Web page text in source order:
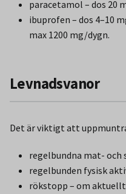
paracetamol – dos 20
ibuprofen – dos 4–10
max 1200 mg/dygn.
Levnadsvanor
Det är viktigt att
regelbundna mat- och
regelbunden fysisk
rökstopp – om aktuellt